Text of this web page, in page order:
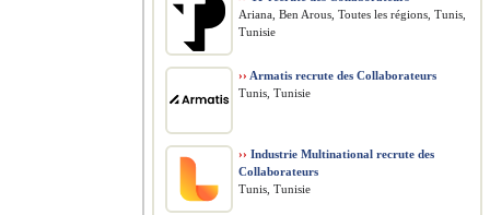
Ariana, Ben Arous, Toutes les régions, Tunis,
Tunisie
›› Armatis recrute des Collaborateurs
Tunis, Tunisie
›› Industrie Multinational recrute des
Collaborateurs
Tunis, Tunisie